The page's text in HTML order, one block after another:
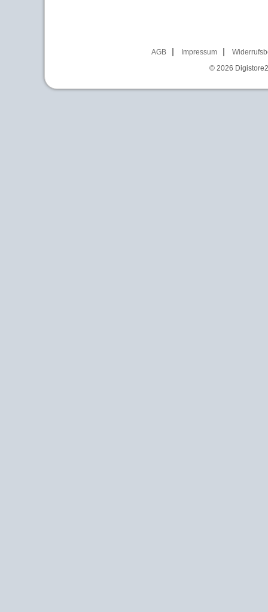
AGB Impressum
© 2026